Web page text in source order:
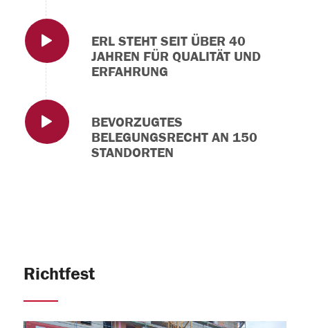
ERL STEHT SEIT ÜBER 40
JAHREN FÜR QUALITÄT UND
ERFAHRUNG
BEVORZUGTES
BELEGUNGSRECHT AN 150
STANDORTEN
Richtfest